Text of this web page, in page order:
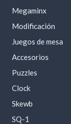
Megaminx
Modificación
Juegos de mesa
Accesorios
Puzzles
Clock
Skewb
SQ-1